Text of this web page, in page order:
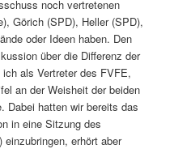
noch vertretenen
Görich (SPD), Heller (SPD),
oder Ideen haben. Den
über die Differenz der
als Vertreter des FVFE,
an der Weisheit der beiden
Dabei hatten wir bereits das
in eine Sitzung des
erhört aber